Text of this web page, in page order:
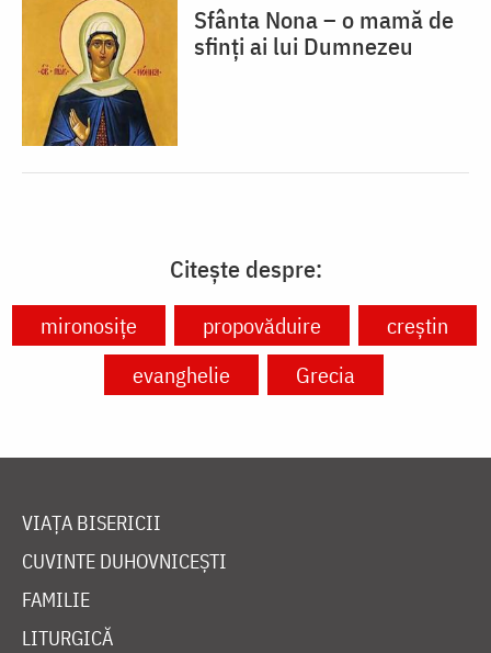
Sfânta Nona – o mamă de
sfinți ai lui Dumnezeu
Citește despre:
mironosițe propovăduire
creștin
evanghelie
Grecia
VIAȚA BISERICII
CUVINTE DUHOVNICEȘTI
FAMILIE
LITURGICĂ